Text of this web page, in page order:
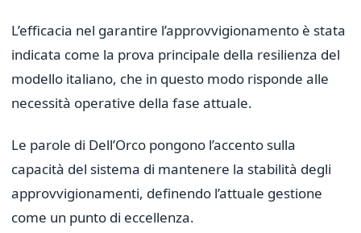
L’efficacia nel garantire l’approvvigionamento è stata
indicata come la prova principale della resilienza del
modello italiano, che in questo modo risponde alle
necessità operative della fase attuale.
Le parole di Dell’Orco pongono l’accento sulla
capacità del sistema di mantenere la stabilità degli
approvvigionamenti, definendo l’attuale gestione
come un punto di eccellenza.